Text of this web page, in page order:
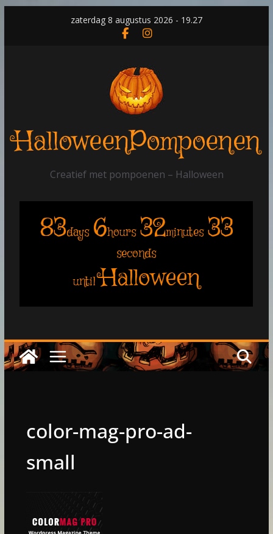
zaterdag 8 augustus 2026 - 19.27
HalloweenPompoenen
Creatief met pompoenen – Halloween
83days 6hours 32minutes 33
seconds
until Halloween
color-mag-pro-ad-
small